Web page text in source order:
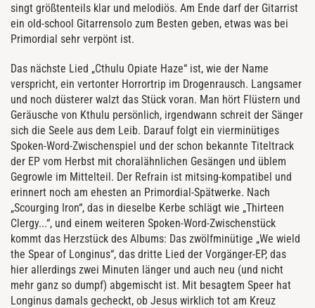
singt größtenteils klar und melodiös. Am Ende darf der Gitarrist
ein old-school Gitarrensolo zum Besten geben, etwas was bei
Primordial sehr verpönt ist.
Das nächste Lied „Cthulu Opiate Haze“ ist, wie der Name
verspricht, ein vertonter Horrortrip im Drogenrausch. Langsamer
und noch düsterer walzt das Stück voran. Man hört Flüstern und
Geräusche von Kthulu persönlich, irgendwann schreit der Sänger
sich die Seele aus dem Leib. Darauf folgt ein vierminütiges
Spoken-Word-Zwischenspiel und der schon bekannte Titeltrack
der EP vom Herbst mit choralähnlichen Gesängen und üblem
Gegrowle im Mittelteil. Der Refrain ist mitsing-kompatibel und
erinnert noch am ehesten an Primordial-Spätwerke. Nach
„Scourging Iron“, das in dieselbe Kerbe schlägt wie „Thirteen
Clergy...“, und einem weiteren Spoken-Word-Zwischenstück
kommt das Herzstück des Albums: Das zwölfminütige „We wield
the Spear of Longinus“, das dritte Lied der Vorgänger-EP, das
hier allerdings zwei Minuten länger und auch neu (und nicht
mehr ganz so dumpf) abgemischt ist. Mit besagtem Speer hat
Longinus damals gecheckt, ob Jesus wirklich tot am Kreuz